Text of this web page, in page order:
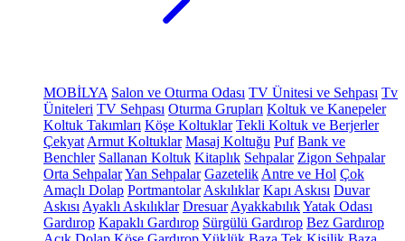
MOBİLYA Salon ve Oturma Odası TV Ünitesi ve Sehpası Tv
Üniteleri TV Sehpası Oturma Grupları Koltuk ve Kanepeler
Koltuk Takımları Köşe Koltuklar Tekli Koltuk ve Berjerler
Çekyat Armut Koltuklar Masaj Koltuğu Puf Bank ve
Benchler Sallanan Koltuk Kitaplık Sehpalar Zigon Sehpalar
Orta SehpalarYan Sehpalar Gazetelik Antre ve Hol Çok
Amaçlı Dolap Portmantolar Askılıklar Kapı Askısı Duvar
Askısı Ayaklı Askılıklar Dresuar AyakkabılıkYatak Odası
Gardırop Kapaklı Gardırop Sürgülü Gardırop Bez Gardırop